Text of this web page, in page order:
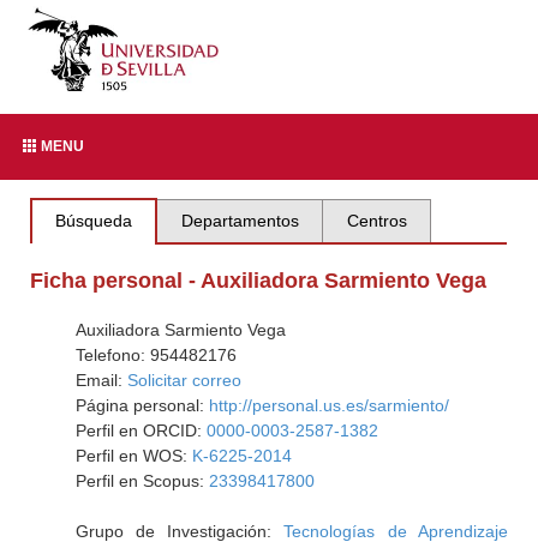
MENU
Búsqueda Departamentos Centros
Ficha personal - Auxiliadora Sarmiento Vega
Auxiliadora Sarmiento Vega
Telefono: 954482176
Email: Solicitar correo
Página personal: http://personal.us.es/sarmiento/
Perfil en ORCID: 0000-0003-2587-1382
Perfil en WOS: K-6225-2014
Perfil en Scopus: 23398417800
Grupo de Investigación:Tecnologías de Aprendizaje